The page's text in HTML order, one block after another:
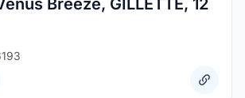
Breeze, GILLETTE, 12